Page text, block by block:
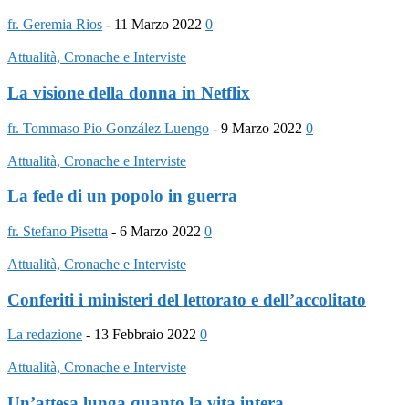
fr. Geremia Rios - 11 Marzo 2022 0
Attualità, Cronache e Interviste
La visione della donna in Netflix
fr. Tommaso Pio González Luengo - 9 Marzo 2022 0
Attualità, Cronache e Interviste
La fede di un popolo in guerra
fr. Stefano Pisetta - 6 Marzo 2022 0
Attualità, Cronache e Interviste
Conferiti i ministeri del lettorato e dell’accolitato
La redazione - 13 Febbraio 2022 0
Attualità, Cronache e Interviste